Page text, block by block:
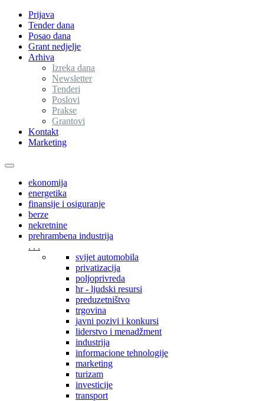
Prijava
Tender dana
Posao dana
Grant nedjelje
Arhiva
Izreka dana
Newsletter
Tenderi
Poslovi
Prakse
Grantovi
Kontakt
Marketing
Toggle
navigationekonomija
energetika
finansije i osiguranje
berze
nekretnine
prehrambena industrija
. . .
svijet automobila
privatizacija
poljoprivreda
hr - ljudski resursi
preduzetništvo
trgovina
javni pozivi i konkursi
liderstvo i menadžment
industrija
informacione tehnologije
marketing
turizam
investicije
transport